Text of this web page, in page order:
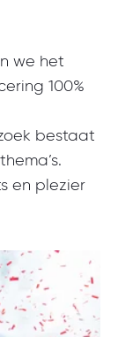
we het
100%
bestaat
en plezier